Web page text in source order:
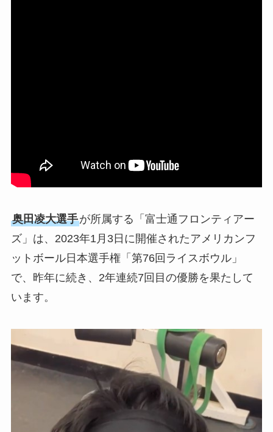
奥田凌大選手が所属する「富士通フロンティアー
ズ」は、2023年1月3日に開催されたアメリカンフ
ットボール日本選手権「第76回ライスボウル」
で、昨年に続き、2年連続7回目の優勝を果たして
います。